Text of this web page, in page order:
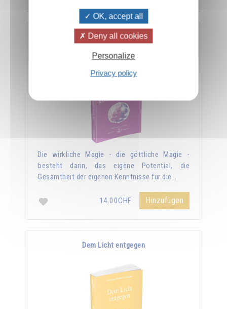
Das Buch der göttlichen Magie
Die wirkliche Magie - die göttliche Magie -
besteht darin, das eigene Potential, die
Gesamtheit der eigenen Kenntnisse für die …
14.00CHF Hinzufügen
Dem Licht entgegen
OK, accept all
Deny all cookies
Personalize
Privacy policy